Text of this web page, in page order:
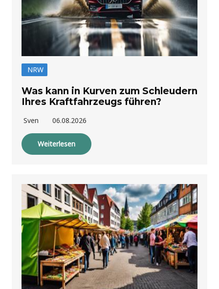
NRW
Was kann in Kurven zum Schleudern
Ihres Kraftfahrzeugs führen?
Sven 06.08.2026
Weiterlesen